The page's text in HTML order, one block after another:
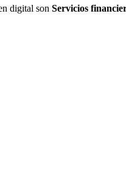
digital son Servicios